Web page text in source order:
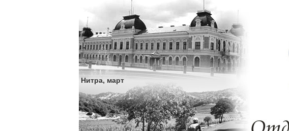
Нитра, март